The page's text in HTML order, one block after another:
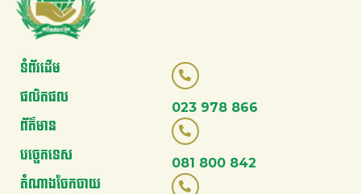
ទំព័រដើម
ផលិតផល
ព័ត៌មាន
បច្ចេកទេស
តំណាងចែកចាយ
023 978 866
081 800 842